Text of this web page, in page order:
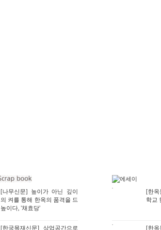
[나무신문] 높이가 아닌 깊이
의 켜를 통해 한옥의 품격을 드
높이다, '채효당'
[한국목재신문] 상업공간으로
[한옥
학교
[한옥